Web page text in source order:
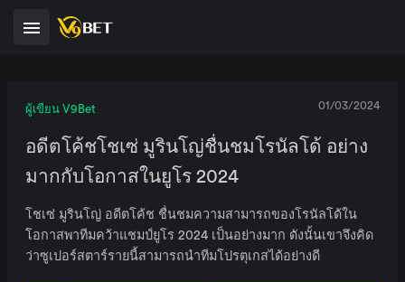
ผู้เขียน V9Bet 01/03/2024
อดีตโค้ชโชเซ่ มูรินโญ่ชื่นชมโรนัลโด้ อย่าง
มากกับโอกาสในยูโร 2024
โชเซ่ มูรินโญ่ อดีตโค้ช ชื่นชมความสามารถของโรนัลโด้ใน
โอกาสพาทีมคว้าแชมป์ยูโร 2024 เป็นอย่างมาก ดังนั้นเขาจึงคิด
ว่าซูเปอร์สตาร์รายนี้สามารถนำทีมโปรตุเกสได้อย่างดี